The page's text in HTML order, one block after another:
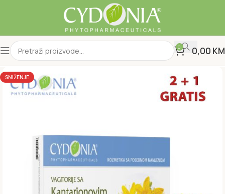
0 0,00 KM
SNIŽENJE